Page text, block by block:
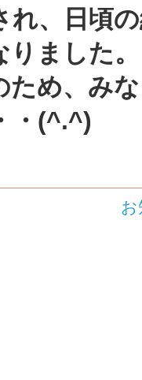
れ、日頃
りま
ため、み
な・・